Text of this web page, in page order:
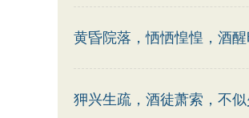
黄昏院落，恓恓惶惶，酒醒
狎兴生疏，酒徒萧索，不似